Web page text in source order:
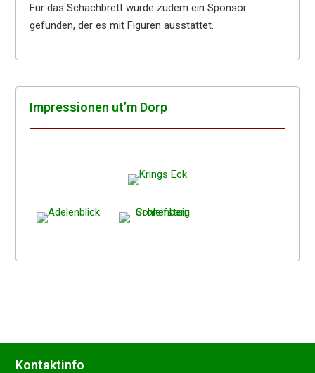
Für das Schachbrett wurde zudem ein Sponsor
gefunden, der es mit Figuren ausstattet.
Impres­sio­nen ut’m Dorp
Kontakt­in­fo